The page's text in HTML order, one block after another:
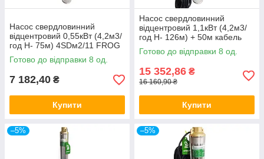
Насос свердловинний
відцентровий 0,55кВт (4,2м3/
год Н- 75м) 4SDм2/11 FROG
Готово до відправки 8 од.
7 182,40 ₴
Купити
Насос свердловинний
відцентровий 1,1кВт (4,2м3/
год Н- 126м) + 50м кабель
4SDм2/19 FROG
Готово до відправки 8 од.
15 352,86 ₴
16 160,90 ₴
Купити
–5% –5%